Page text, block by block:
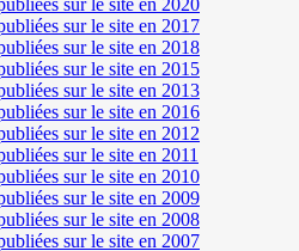
sur le site en 2017
sur le site en 2018
sur le site en 2015
sur le site en 2013
sur le site en 2016
sur le site en 2012
sur le site en 2011
sur le site en 2010
sur le site en 2009
sur le site en 2008
sur le site en 2007